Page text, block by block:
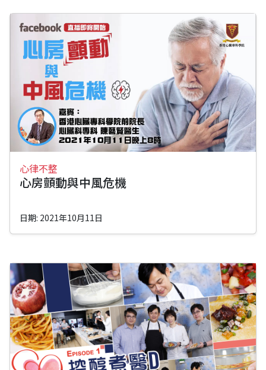
心律不整
心房顫動與中風危機
日期: 2021年10月11日